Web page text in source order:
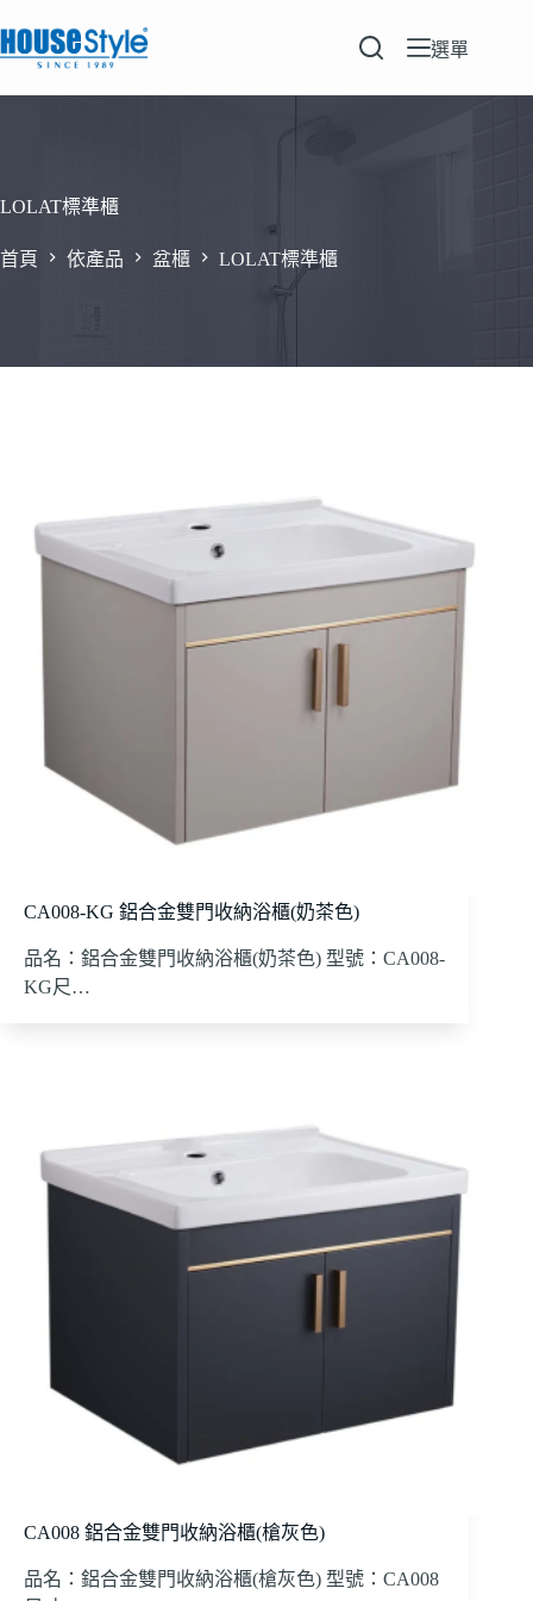
至
要
選單
LOLAT標準櫃
首頁 依產品 盆櫃 LOLAT標準櫃
CA008-KG 鋁合金雙門收納浴櫃(奶茶色)
品名：鋁合金雙門收納浴櫃(奶茶色) 型號：CA008-
KG尺…
CA008 鋁合金雙門收納浴櫃(槍灰色)
品名：鋁合金雙門收納浴櫃(槍灰色) 型號：CA008